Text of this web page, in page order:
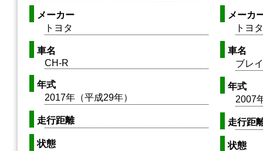
メーカー
トヨタ
車名
CH-R
年式
2017年（平成29年）
走行距離
状態
メーカ
トヨタ
車名
ブレ
年式
2007
走行距
状態